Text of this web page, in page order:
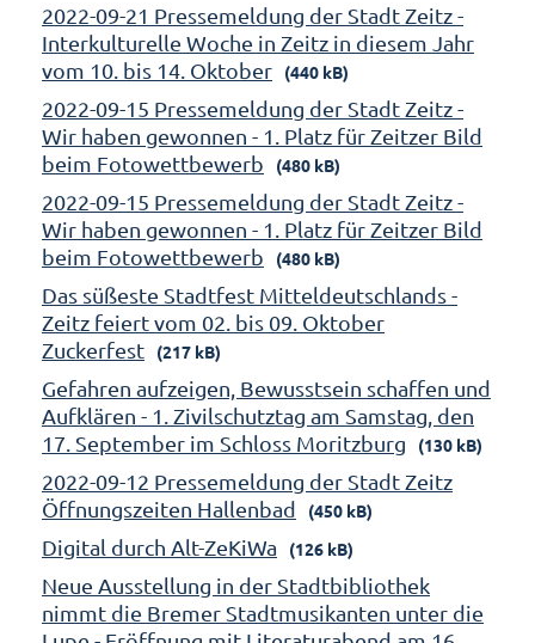
2022-09-21 Pressemeldung der Stadt Zeitz -
Interkulturelle Woche in Zeitz in diesem Jahr
vom 10. bis 14. Oktober
(440 kB)
2022-09-15 Pressemeldung der Stadt Zeitz -
Wir haben gewonnen - 1. Platz für Zeitzer Bild
beim Fotowettbewerb
(480 kB)
2022-09-15 Pressemeldung der Stadt Zeitz -
Wir haben gewonnen - 1. Platz für Zeitzer Bild
beim Fotowettbewerb
(480 kB)
Das süßeste Stadtfest Mitteldeutschlands -
Zeitz feiert vom 02. bis 09. Oktober
Zuckerfest
(217 kB)
Gefahren aufzeigen, Bewusstsein schaffen und
Aufklären - 1. Zivilschutztag am Samstag, den
17. September im Schloss Moritzburg
(130 kB)
2022-09-12 Pressemeldung der Stadt Zeitz
Öffnungszeiten Hallenbad
(450 kB)
Digital durch Alt-ZeKiWa (126 kB)
Neue Ausstellung in der Stadtbibliothek
nimmt die Bremer Stadtmusikanten unter die